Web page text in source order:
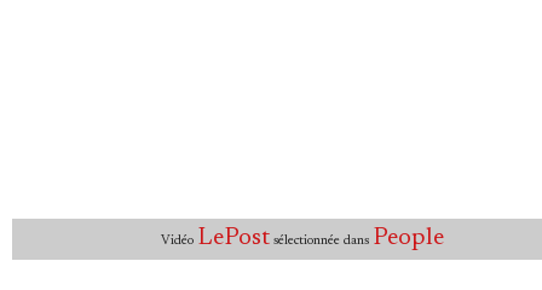
Vidéo LePost sélectionnée dans People